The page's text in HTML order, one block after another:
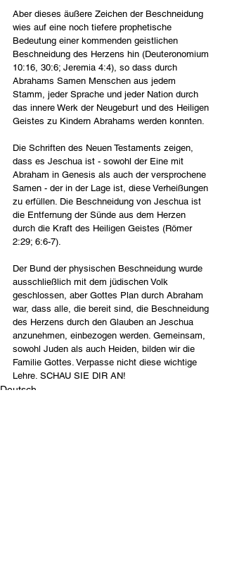
Aber dieses äußere Zeichen der Beschneidung
wies auf eine noch tiefere prophetische
Bedeutung einer kommenden geistlichen
Beschneidung des Herzens hin (Deuteronomium
10:16, 30:6; Jeremia 4:4), so dass durch
Abrahams Samen Menschen aus jedem
Stamm, jeder Sprache und jeder Nation durch
das innere Werk der Neugeburt und des Heiligen
Geistes zu Kindern Abrahams werden konnten.
Die Schriften des Neuen Testaments zeigen,
dass es Jeschua ist - sowohl der Eine mit
Abraham in Genesis als auch der versprochene
Samen - der in der Lage ist, diese Verheißungen
zu erfüllen. Die Beschneidung von Jeschua ist
die Entfernung der Sünde aus dem Herzen
durch die Kraft des Heiligen Geistes (Römer
2:29; 6:6-7).
Der Bund der physischen Beschneidung wurde
ausschließlich mit dem jüdischen Volk
geschlossen, aber Gottes Plan durch Abraham
war, dass alle, die bereit sind, die Beschneidung
des Herzens durch den Glauben an Jeschua
anzunehmen, einbezogen werden. Gemeinsam,
sowohl Juden als auch Heiden, bilden wir die
Familie Gottes. Verpasse nicht diese wichtige
Lehre. SCHAU SIE DIR AN!
Deutsch